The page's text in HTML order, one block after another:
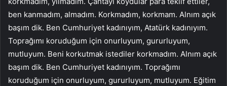
ben kanmadım, almadım. Korkmadım, korkmam. Alnım açık
başım dik. Ben Cumhuriyet kadınıyım, Atatürk kadınıyım.
Toprağımı koruduğum için onurluyum, gururluyum,
mutluyum. Beni korkutmak istediler korkmadım. Alnım açık
başım dik. Ben Cumhuriyet kadınıyım. Toprağımı
koruduğum için onurluyum, gururluyum, mutluyum. Eğitim